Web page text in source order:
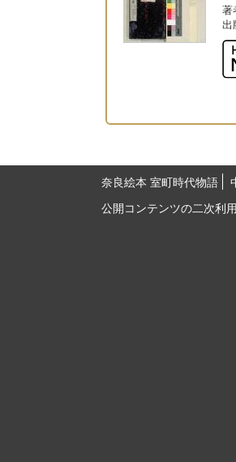
著
出
奈良絵本 室町時代物語
公開コンテンツの二次利